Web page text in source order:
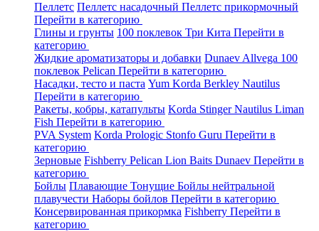
Пеллетс Пеллетс насадочный Пеллетс прикормочный
Перейти в категорию
Глины и грунты 100 поклевок Три Кита Перейти в
категорию
Жидкие ароматизаторы и добавки Dunaev Allvega 100
поклевок Pelican Перейти в категорию
Насадки, тесто и паста Yum Korda Berkley Nautilus
Перейти в категорию
Ракеты, кобры, катапульты Korda StingerNautilus Liman
Fish Перейти в категорию
PVA System Korda Prologic Stonfo Guru Перейти в
категорию
Зерновые Fishberry Pelican Lion Baits Dunaev Перейти в
категорию
Бойлы Плавающие Тонущие Бойлы нейтральной
плавучести Наборы бойлов Перейти в категорию
Консервированная прикормка Fishberry Перейти в
категорию